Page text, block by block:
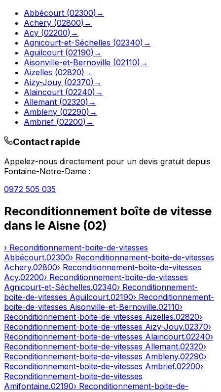
Abbécourt (02300) →
Achery (02800) →
Acy (02200) →
Agnicourt-et-Séchelles (02340) →
Aguilcourt (02190) →
Aisonville-et-Bernoville (02110) →
Aizelles (02820) →
Aizy-Jouy (02370) →
Alaincourt (02240) →
Allemant (02320) →
Ambleny (02290) →
Ambrief (02200) →
Contact rapide
Appelez-nous directement pour un devis gratuit depuis
Fontaine-Notre-Dame :
0972 505 035
Reconditionnement boîte de vitesse
dans le Aisne (02)
› Reconditionnement-boite-de-vitesses
Abbécourt.02300› Reconditionnement-boite-de-vitesses
Achery.02800› Reconditionnement-boite-de-vitesses
Acy.02200› Reconditionnement-boite-de-vitesses
Agnicourt-et-Séchelles.02340› Reconditionnement-
boite-de-vitesses Aguilcourt.02190› Reconditionnement-
boite-de-vitesses Aisonville-et-Bernoville.02110›
Reconditionnement-boite-de-vitesses Aizelles.02820›
Reconditionnement-boite-de-vitesses Aizy-Jouy.02370›
Reconditionnement-boite-de-vitesses Alaincourt.02240›
Reconditionnement-boite-de-vitesses Allemant.02320›
Reconditionnement-boite-de-vitesses Ambleny.02290›
Reconditionnement-boite-de-vitesses Ambrief.02200›
Reconditionnement-boite-de-vitesses
Amifontaine.02190› Reconditionnement-boite-de-